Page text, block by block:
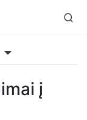
į